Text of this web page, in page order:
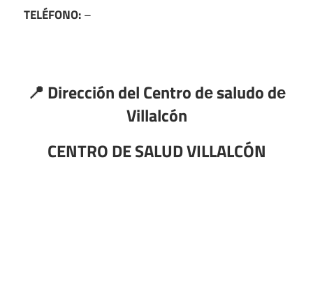
TELÉFONO:–
📍 Dirección del Centro dе saludo dе
Villalcón
CENTRO DE SALUD VILLALCÓN